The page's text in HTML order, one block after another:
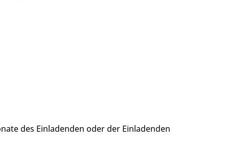
des Einladenden oder der Einladenden